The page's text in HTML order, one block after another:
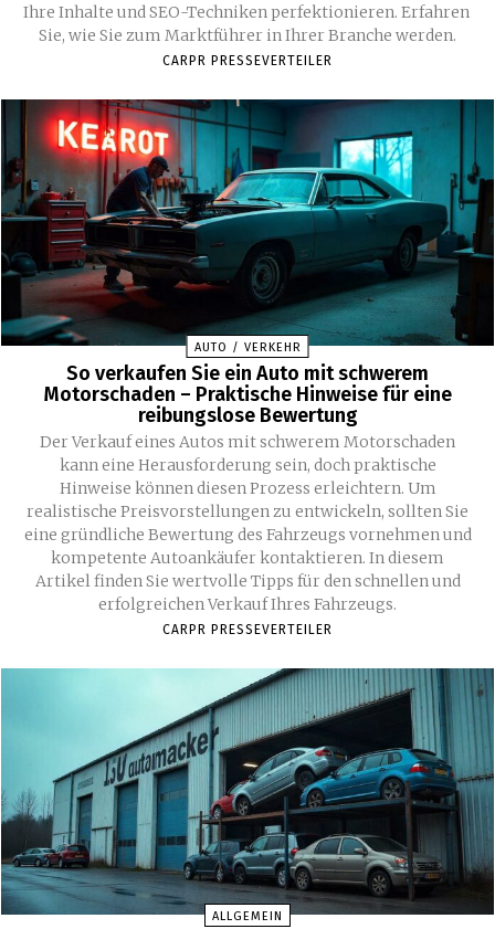
Ihre Inhalte und SEO-Techniken perfektionieren. Erfahren
Sie, wie Sie zum Marktführer in Ihrer Branche werden.
CARPR PRESSEVERTEILER
AUTO / VERKEHR
So verkaufen Sie ein Auto mit schwerem
Motorschaden – Praktische Hinweise für eine
reibungslose Bewertung
Der Verkauf eines Autos mit schwerem Motorschaden
kann eine Herausforderung sein, doch praktische
Hinweise können diesen Prozess erleichtern. Um
realistische Preisvorstellungen zu entwickeln, sollten Sie
eine gründliche Bewertung des Fahrzeugs vornehmen und
kompetente Autoankäufer kontaktieren. In diesem
Artikel finden Sie wertvolle Tipps für den schnellen und
erfolgreichen Verkauf Ihres Fahrzeugs.
CARPR PRESSEVERTEILER
ALLGEMEIN